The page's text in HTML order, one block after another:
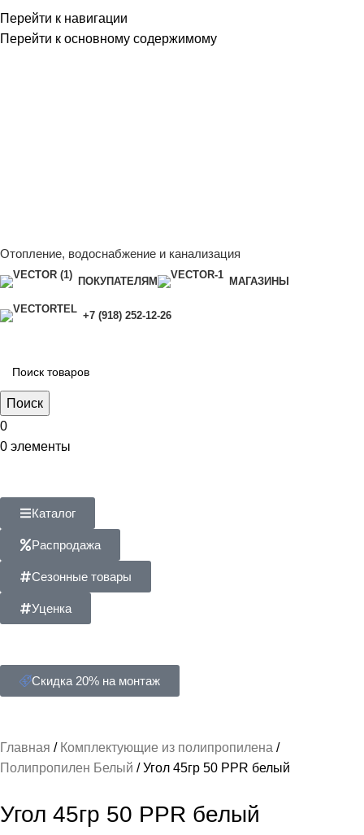
Перейти к навигации
Перейти к основному содержимому
Отопление, водоснабжение и канализация
ПОКУПАТЕЛЯМ МАГАЗИНЫ
+7 (918) 252-12-26
Поиск
0
0 элементы
Каталог
Распродажа
Сезонные товары
Уценка
Скидка 20% на монтаж
Главная
Комплектующие из полипропилена
Полипропилен Белый
Угол 45гр 50 PPR белый
Угол 45гр 50 PPR белый